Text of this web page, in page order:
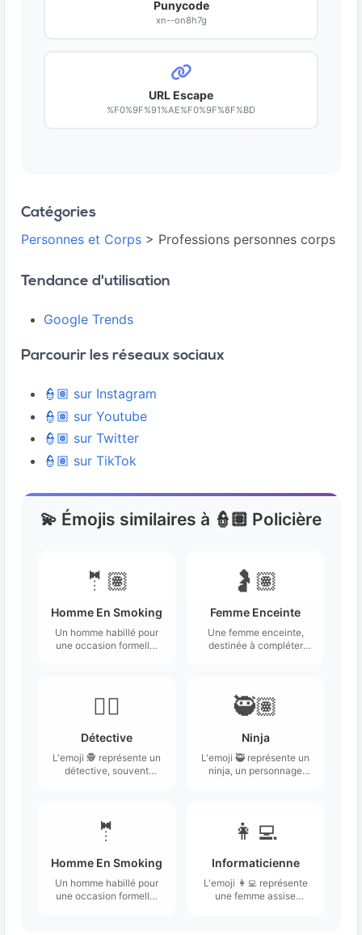
Punycode
xn--on8h7g
URL Escape
%F0%9F%91%AE%F0%9F%8F%BD
Catégories
Personnes et Corps > Professions personnes corps
Tendance d'utilisation
Google Trends
Parcourir les réseaux sociaux
👮🏽 sur Instagram
👮🏽 sur Youtube
👮🏽 sur Twitter
👮🏽 sur TikTok
💫 Émojis similaires à 👮🏽 Policière
🤵🏽
Homme En Smoking
Un homme habillé pour
une occasion formelle,
🤰🏽
Femme Enceinte
Une femme enceinte,
destinée à compléter
🕵🏽
Détective
L'emoji 🕵️ représente un
détective, souvent
🥷🏽
Ninja
L'emoji 🥷 représente un
ninja, un personnage
🤵
Homme En Smoking
Un homme habillé pour
une occasion formelle,
👩‍💻
Informaticienne
L'emoji 👩‍💻 représente
une femme assise